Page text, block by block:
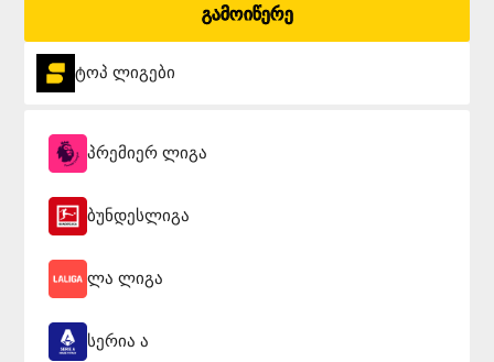
გამოიწერე
ტოპ ლიგები
პრემიერ ლიგა
ბუნდესლიგა
ლა ლიგა
სერია ა